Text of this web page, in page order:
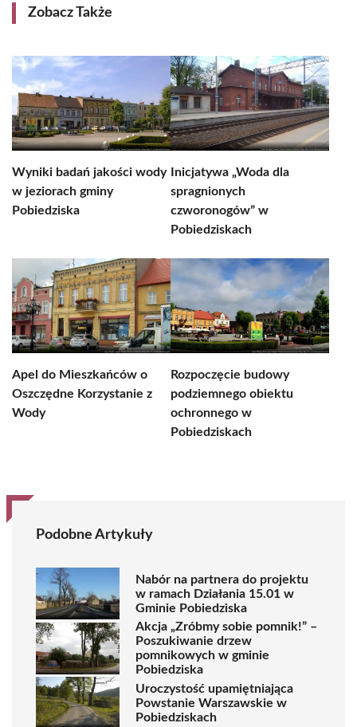
Zobacz Także
Wyniki badań jakości wody
w jeziorach gminy
Pobiedziska
Inicjatywa „Woda dla
spragnionych
czworonogów” w
Pobiedziskach
Apel do Mieszkańców o
Oszczędne Korzystanie z
Wody
Rozpoczęcie budowy
podziemnego obiektu
ochronnego w
Pobiedziskach
Podobne Artykuły
Nabór na partnera do projektu
w ramach Działania 15.01 w
Gminie Pobiedziska
Akcja „Zróbmy sobie pomnik!” –
Poszukiwanie drzew
pomnikowych w gminie
Pobiedziska
Uroczystość upamiętniająca
Powstanie Warszawskie w
Pobiedziskach